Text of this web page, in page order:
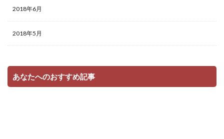
2018年6月
2018年5月
あなたへのおすすめ記事